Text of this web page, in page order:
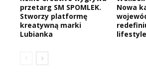
przetarg SM SPOMLEK.
Stworzy platformę
kreatywną marki
Lubianka
Nowa